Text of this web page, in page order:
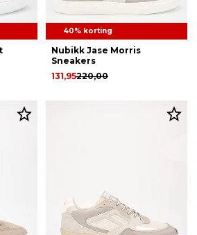
40% korting
Nubikk Jase Morris
Sneakers
220,00
131,95